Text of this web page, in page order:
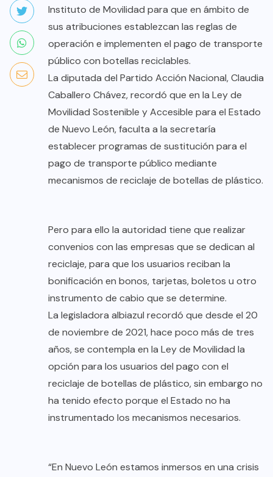
Instituto de Movilidad para que en ámbito de
sus atribuciones establezcan las reglas de
operación e implementen el pago de transporte
público con botellas reciclables.
La diputada del Partido Acción Nacional, Claudia
Caballero Chávez, recordó que en la Ley de
Movilidad Sostenible y Accesible para el Estado
de Nuevo León, faculta a la secretaría
establecer programas de sustitución para el
pago de transporte público mediante
mecanismos de reciclaje de botellas de plástico.
Pero para ello la autoridad tiene que realizar
convenios con las empresas que se dedican al
reciclaje, para que los usuarios reciban la
bonificación en bonos, tarjetas, boletos u otro
instrumento de cabio que se determine.
La legisladora albiazul recordó que desde el 20
de noviembre de 2021, hace poco más de tres
años, se contempla en la Ley de Movilidad la
opción para los usuarios del pago con el
reciclaje de botellas de plástico, sin embargo no
ha tenido efecto porque el Estado no ha
instrumentado los mecanismos necesarios.
“En Nuevo León estamos inmersos en una crisis